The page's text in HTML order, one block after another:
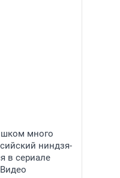
много
ниндзя-
в сериале